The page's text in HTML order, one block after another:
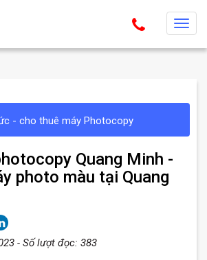
T
- cho thuê máy Photocopy
Quang Minh -
photo màu tại Quang
- Số lượt đọc: 383